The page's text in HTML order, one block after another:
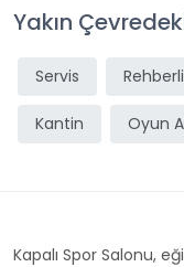
Yakın
Servis
Kantin Oyun
Kapalı Spor Salonu,